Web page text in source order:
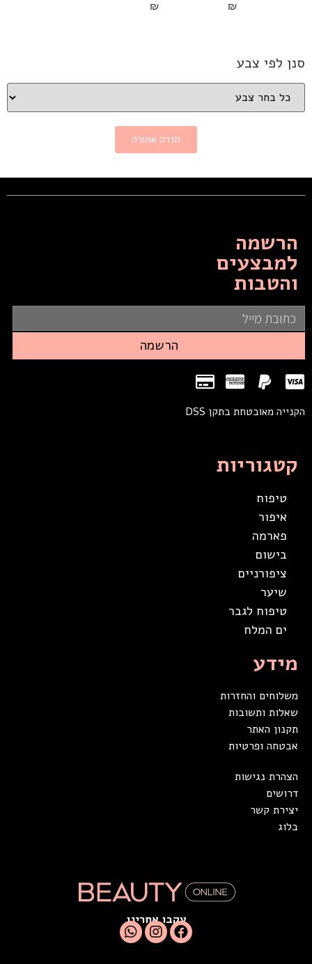
₪
₪
סנן לפי צבע
חזרה אחורה
הרשמה
למבצעים
והטבות
הרשמה
הקנייה מאובטחת בתקן DSS
קטגוריות
טיפוח
איפור
פארמה
בישום
ציפורניים
שיער
טיפוח לגבר
ים המלח
מידע
משלוחים והחזרות
שאלות ותשובות
תקנון האתר
אבטחה ופרטיות
הצהרת נגישות
דרושים
יצירת קשר
בלוג
עקבו אחרינו